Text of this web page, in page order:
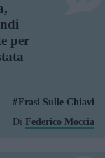
per
Frasi Sulle Chiavi
Di Federico Moccia